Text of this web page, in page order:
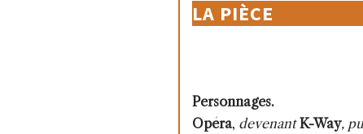
LA PIÈCE
Personnages.
Opéra, devenantK-Way,